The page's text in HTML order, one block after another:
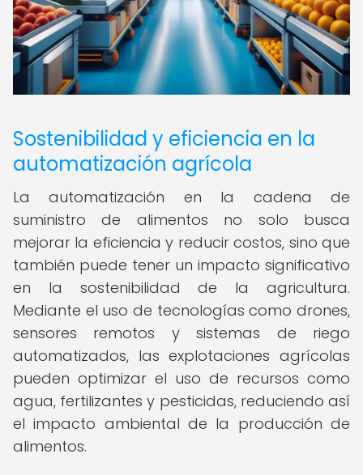
Sostenibilidad y eficiencia en la
automatización agrícola
La automatización en la cadena de
suministro de alimentos no solo busca
mejorar la eficiencia y reducir costos, sino que
también puede tener un impacto significativo
en la sostenibilidad de la agricultura.
Mediante el uso de tecnologías como drones,
sensores remotos y sistemas de riego
automatizados, las explotaciones agrícolas
pueden optimizar el uso de recursos como
agua, fertilizantes y pesticidas, reduciendo así
el impacto ambiental de la producción de
alimentos.